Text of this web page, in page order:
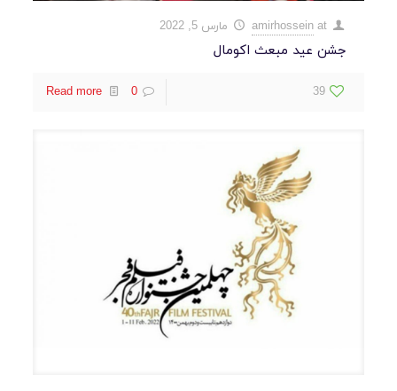
amirhossein at مارس 5, 2022
جشن عید مبعث اکومال
39
0
Read more